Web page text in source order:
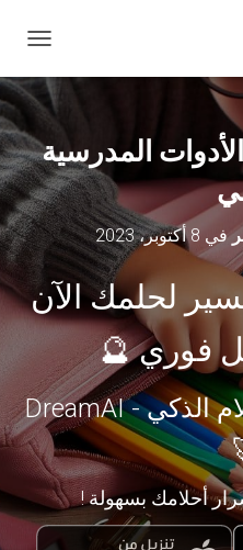
ب
د
ل
ا
ل
ت
ن
ق
ل
المدرسية
في 8 أكتوبر، 2023
لحلمك الآن
فوري 🔮
📱 تطبيق تفسير الأحلام الذكي - DreamAI
أحلامك بسهولة !